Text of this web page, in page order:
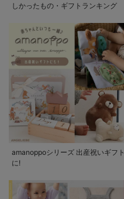
しかったもの・ギフトランキング
amanoppoシリーズ 出産祝いギフト
に!